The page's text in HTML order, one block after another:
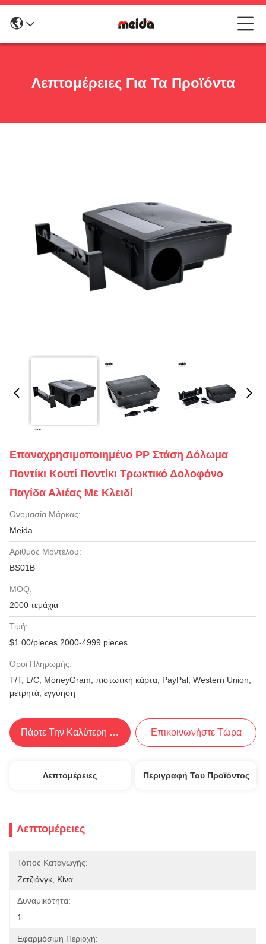
Λεπτομέρειες Για Τα Προϊόντα
Επαναχρησιμοποιημένο PP Στάση Δόλωμα
Ποντίκι Κουτί Ποντίκι Τρωκτικό Δολοφόνο
Παγίδα Αλιέας Με Κλειδί
Ονομασία Μάρκας:
Meida
Αριθμός Μοντέλου:
BS01B
MOQ:
2000 τεμάχια
Τιμή:
$1.00/pieces 2000-4999 pieces
Όροι Πληρωμής:
Τ/Τ, L/C, MoneyGram, πιστωτική κάρτα, PayPal, Western Union,
μετρητά, εγγύηση
Πάρτε Την Καλύτερη Τιμή Επικοινωνήστε Τώρα
Λεπτομέρειες Περιγραφή Του Προϊόντος
Λεπτομέρειες
Τόπος Καταγωγής:
Ζετζιάνγκ, Κίνα
Δυναμικότητα:
1
Εφαρμόσιμη Περιοχή: